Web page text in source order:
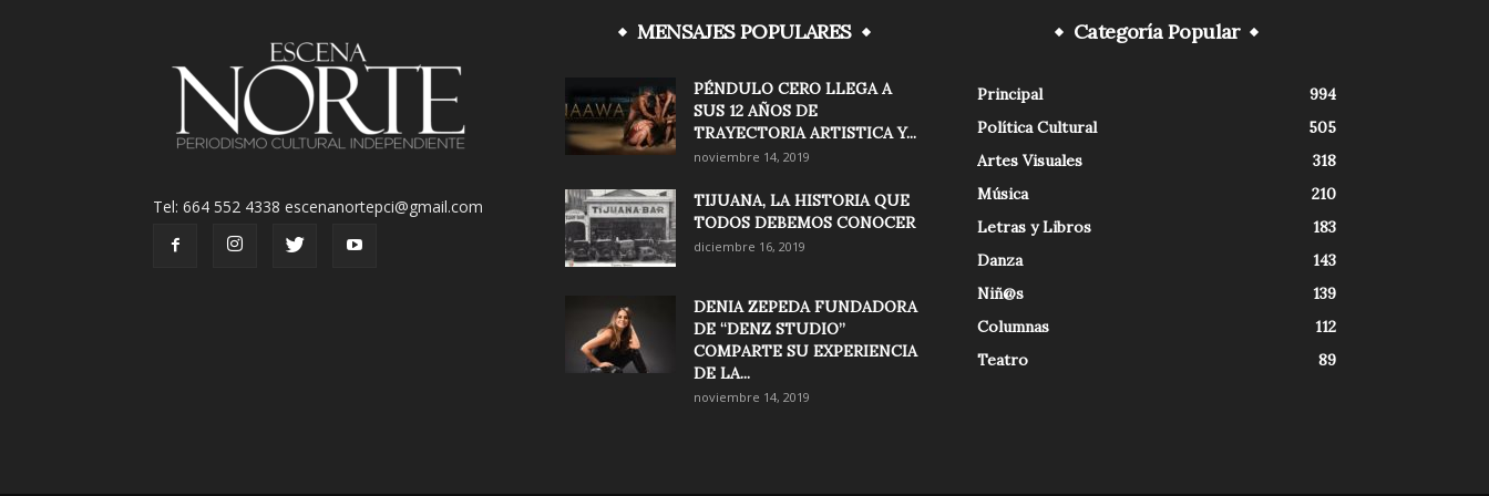
Tel: 664 552 4338 escenanortepci@gmail.com
MENSAJES POPULARES
PÉNDULO CERO LLEGA A
SUS 12 AÑOS DE
TRAYECTORIA ARTISTICA Y...
noviembre 14, 2019
TIJUANA, LA HISTORIA QUE
TODOS DEBEMOS CONOCER
diciembre 16, 2019
DENIA ZEPEDA FUNDADORA
DE “DENZ STUDIO”
COMPARTE SU EXPERIENCIA
DE LA...
noviembre 14, 2019
Categoría Popular
Principal
994
Política Cultural
505
Artes Visuales
318
Música
210
Letras y Libros
183
Danza
143
Niñ@s
139
Columnas
112
Teatro
89